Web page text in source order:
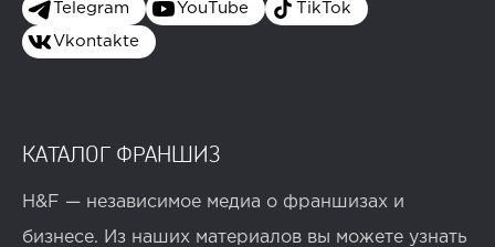
Telegram YouTube TikTok
Vkontakte
КАТАЛОГ ФРАНШИЗ
H&F — независимое медиа о франшизах и
бизнесе. Из наших материалов вы можете узнать